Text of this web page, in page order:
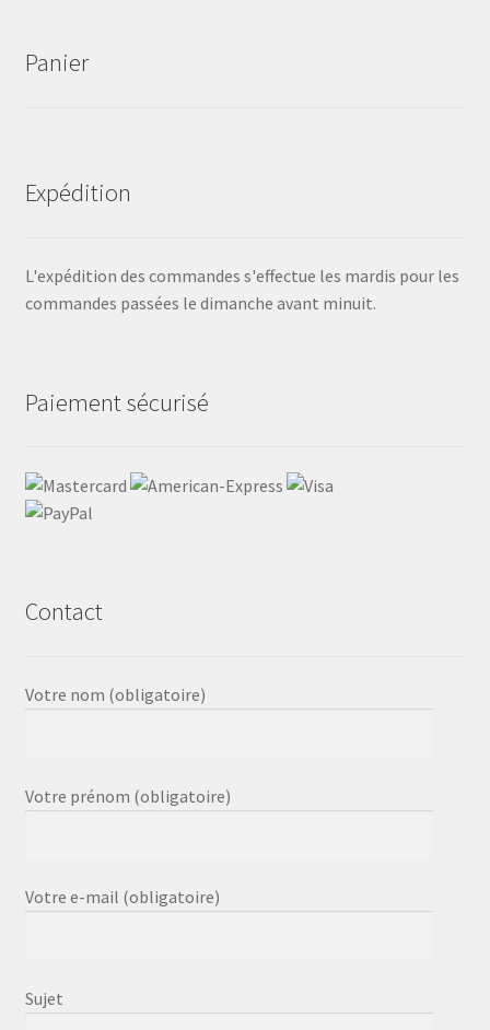
Panier
Expédition
L'expédition des commandes s'effectue les mardis pour les
commandes passées le dimanche avant minuit.
Paiement sécurisé
Contact
Votre nom (obligatoire)
Votre prénom (obligatoire)
Votre e-mail (obligatoire)
Sujet